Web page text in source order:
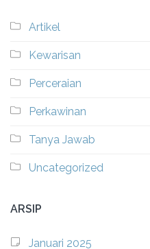
Artikel
Kewarisan
Perceraian
Perkawinan
Tanya Jawab
Uncategorized
ARSIP
Januari 2025